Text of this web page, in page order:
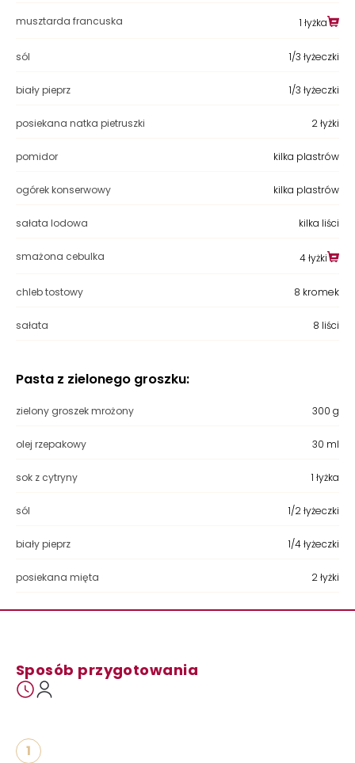
musztarda francuska 1 łyżka
sól 1/3 łyżeczki
biały pieprz 1/3 łyżeczki
posiekana natka pietruszki 2 łyżki
pomidor kilka plastrów
ogórek konserwowy kilka plastrów
sałata lodowa kilka liści
smażona cebulka 4 łyżki
chleb tostowy 8 kromek
sałata 8 liści
Pasta z zielonego groszku:
zielony groszek mrożony 300 g
olej rzepakowy 30 ml
sok z cytryny 1 łyżka
sól 1/2 łyżeczki
biały pieprz 1/4 łyżeczki
posiekana mięta 2 łyżki
Sposób przygotowania
1